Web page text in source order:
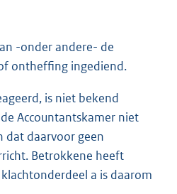
-onder andere- de
ontheffing ingediend.
is niet bekend
Accountantskamer niet
dat daarvoor geen
Betrokkene heeft
a is daarom